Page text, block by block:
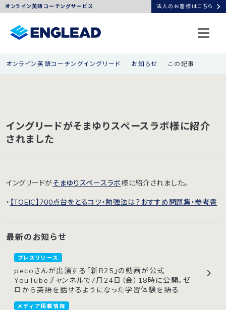
オンライン英語コーチングサービス 法人のお客様はこちら chevron_right
オンライン英語コーチングイングリード お知らせ この記事
イングリードがそまゆりスペースラボ様に紹介
されました
イングリードがそまゆりスペースラボ様に紹介されました。
・ 【TOEIC】700点台をとるコツ・勉強法は？おすすめ問題集・参考書
最新のお知らせ
プレスリリース
pecoさんが出演する「新R25」の動画が公式
YouTubeチャンネルで7月24日（金）18時に公開。ゼ
ロから英語を話せるようになった学習体験を語る
メディア掲載情報